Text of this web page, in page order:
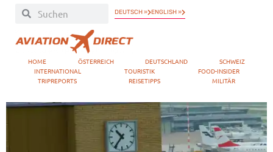
DEUTSCH » ENGLISH »
HOME ÖSTERREICH DEUTSCHLAND
SCHWEIZ
INTERNATIONAL
TOURISTIK
FOOD-INSIDER
TRIPREPORTS
REISETIPPS MILITÄR